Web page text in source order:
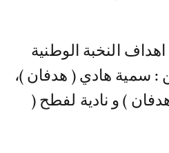
: سمية هادي ( هدفان )،
) و نادية لفطح (